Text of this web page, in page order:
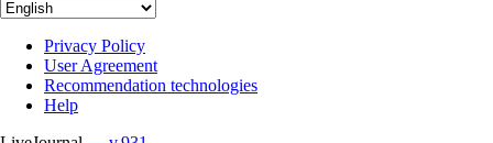
Privacy Policy
User Agreement
Recommendation technologies
Help